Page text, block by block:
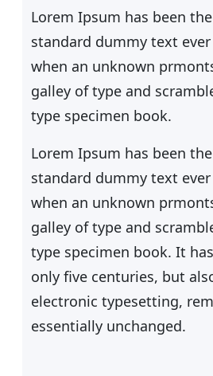
n
Lorem Ipsum has been
standard dummy text
when an unknown
galley of type and
type specimen book.
Lorem Ipsum has been
standard dummy text
when an unknown
galley of type and
type specimen book. It
only five centuries, but
electronic typesetting,
essentially unchanged.